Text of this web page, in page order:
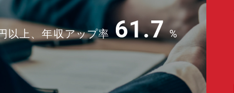
以上、年収アップ率 61.7 %